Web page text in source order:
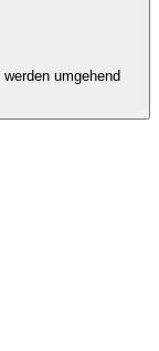
umgehend